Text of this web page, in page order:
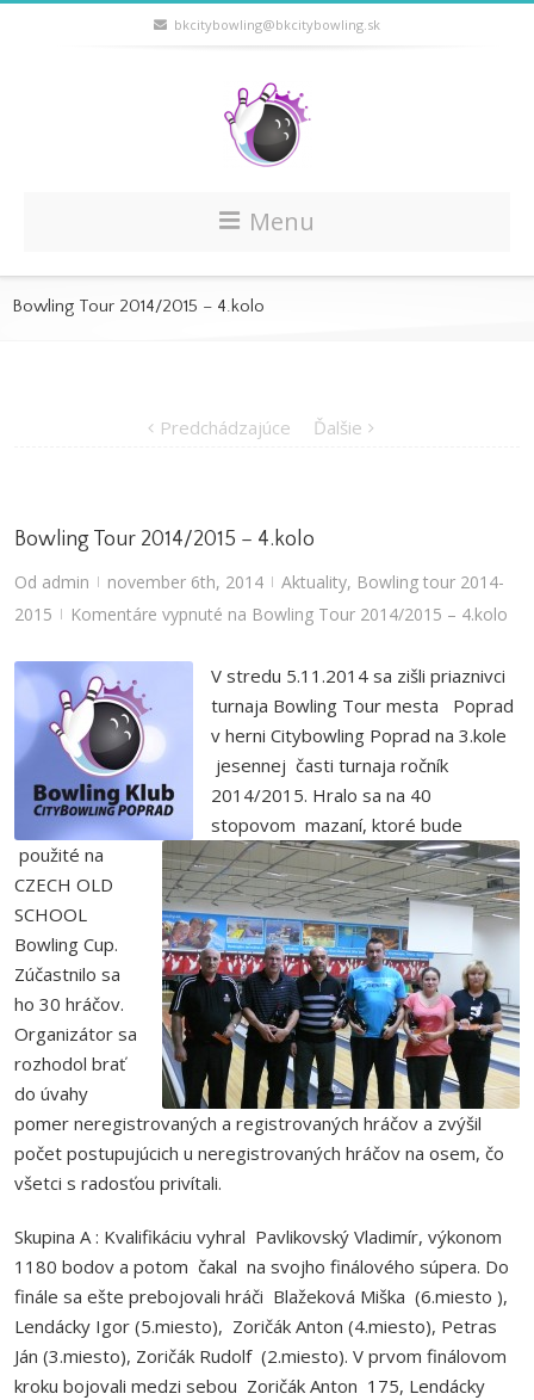
bkcitybowling@bkcitybowling.sk
Menu
Bowling Tour 2014/2015 – 4.kolo
Predchádzajúce Ďalšie
Bowling Tour 2014/2015 – 4.kolo
Od admin | november 6th, 2014 | Aktuality, Bowling tour 2014-
2015
| Komentáre vypnuté na Bowling Tour 2014/2015 – 4.kolo
V stredu 5.11.2014 sa zišli priaznivci
turnaja Bowling Tour mesta Poprad
v herni Citybowling Poprad na 3.kole
jesennej časti turnaja ročník
2014/2015. Hralo sa na 40
stopovom mazaní, ktoré bude
použité na
CZECH OLD
SCHOOL
Bowling Cup.
Zúčastnilo sa
ho 30 hráčov.
Organizátor sa
rozhodol brať
do úvahy
pomer neregistrovaných a registrovaných hráčov a zvýšil
počet postupujúcich u neregistrovaných hráčov na osem, čo
všetci s radosťou privítali.
Skupina A : Kvalifikáciu vyhral Pavlikovský Vladimír, výkonom
1180 bodov a potom čakal na svojho finálového súpera. Do
finále sa ešte prebojovali hráči Blažeková Miška (6.miesto ),
Lendácky Igor (5.miesto), Zoričák Anton (4.miesto), Petras
Ján (3.miesto), Zoričák Rudolf (2.miesto). V prvom finálovom
kroku bojovali medzi sebou Zoričák Anton 175, Lendácky